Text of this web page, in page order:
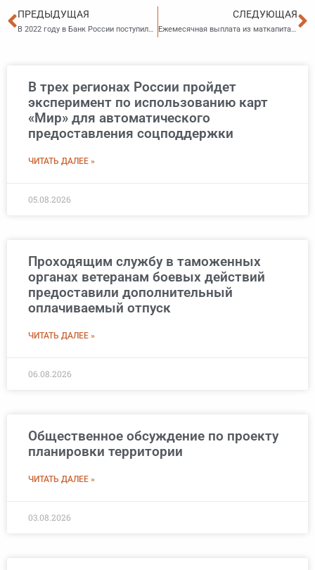
Пред
ПРЕДЫДУЩАЯ
В 2022 году в Банк России поступило 3,6 тыс. жалоб от приморцев
СЛЕДУЮЩАЯ
Ежемесячная выплата из маткапитала будет перечисляться приморским семьям в единый день
В трех регионах России пройдет
эксперимент по использованию карт
«Мир» для автоматического
предоставления соцподдержки
ЧИТАТЬ ДАЛЕЕ »
05.08.2026
Проходящим службу в таможенных
органах ветеранам боевых действий
предоставили дополнительный
оплачиваемый отпуск
ЧИТАТЬ ДАЛЕЕ »
06.08.2026
Общественное обсуждение по проекту
планировки территории
ЧИТАТЬ ДАЛЕЕ »
03.08.2026